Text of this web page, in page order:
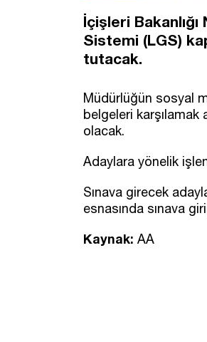
İçişleri
Sistemi (LGS)
tutacak.
Müdürlüğün sosyal
belgeleri karşılamak
olacak.
Adaylara yönelik
Sınava girecek
esnasında sınava
Kaynak: AA